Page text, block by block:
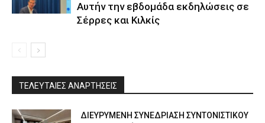
Αυτήν την εβδομάδα εκδηλώσεις σε
Σέρρες και Κιλκίς
ΤΕΛΕΥΤΑΙΕΣ ΑΝΑΡΤΗΣΕΙΣ
ΔΙΕΥΡΥΜΕΝΗ ΣΥΝΕΔΡΙΑΣΗ ΣΥΝΤΟΝΙΣΤΙΚΟΥ